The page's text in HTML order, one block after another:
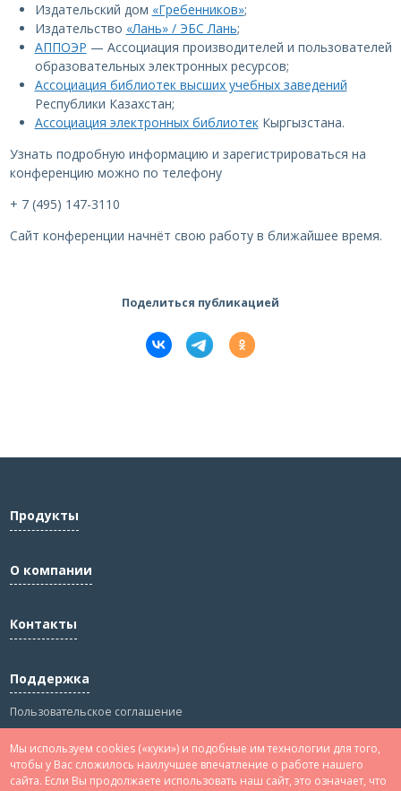
Мы используем cookies («куки») и подобные им технологии для того,
чтобы у Вас сложилось наилучшее впечатление о работе нашего
сайта. Если Вы продолжаете использовать наш сайт, это означает, что
Издательский дом «Гребенников»;
Издательство «Лань» / ЭБС Лань;
АППОЭР — Ассоциация производителей и пользователей
образовательных электронных ресурсов;
Ассоциация библиотек высших учебных заведений
Республики Казахстан;
Ассоциация электронных библиотекКыргызстана.
Узнать подробную информацию и зарегистрироваться на
конференцию можно по телефону
+ 7 (495) 147-3110
Сайт конференции начнёт свою работу в ближайшее время.
Поделиться публикацией
Продукты
О компании
Контакты
Поддержка
Пользовательское соглашение
Сведения